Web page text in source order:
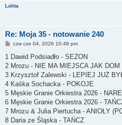
Lolita
Re: Moja 35 - notowanie 240
P
s
czw cze 04, 2026 10:48 pm
1 Dawid Podsiadło - SEZON
2 Mrozu - NIE MA MIEJSCA JAK DOM
3 Krzysztof Zalewski - LEPIEJ JUŻ
4 Kaśka Sochacka - POKOJE
5 Męskie Granie Orkiestra 2026 -
6 Męskie Granie Orkiestra 2026 -
7 Mrozu & Julia Piertucha - ANIOŁY
8 Daria ze Śląska - TAŃCZ